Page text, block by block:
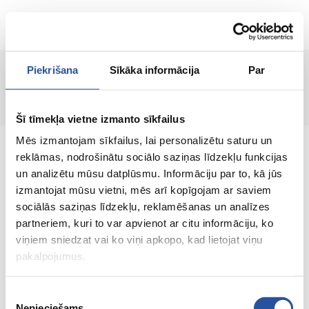
Piekrišana Sīkāka informācija Par
Šī tīmekļa vietne izmanto sīkfailus
Mēs izmantojam sīkfailus, lai personalizētu saturu un
reklāmas, nodrošinātu sociālo saziņas līdzekļu funkcijas
un analizētu mūsu datplūsmu. Informāciju par to, kā jūs
izmantojat mūsu vietni, mēs arī kopīgojam ar saviem
sociālās saziņas līdzekļu, reklamēšanas un analīzes
partneriem, kuri to var apvienot ar citu informāciju, ko
viņiem sniedzat vai ko viņi apkopo, kad lietojat viņu
pakalpojumus.
EN
Product not found!
An online store with great prices and quality
products, where customer satisfaction is our
main value.
Everything for your home and
garden!